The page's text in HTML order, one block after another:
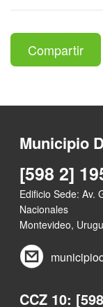
Compartir
Municipio D
[598 2]
Edificio Sede: Av.
Nacionales
Montevideo,
CCZ 10: